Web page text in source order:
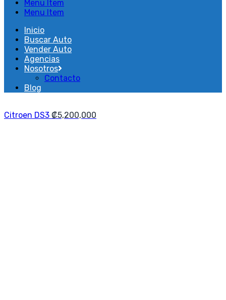
Menu Item
Menu Item
Inicio
Buscar Auto
Vender Auto
Agencias
Nosotros
Contacto
Blog
Citroen DS3 ₡5,200,000